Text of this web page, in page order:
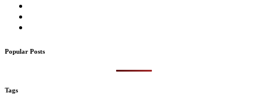
Popular Posts
Tags